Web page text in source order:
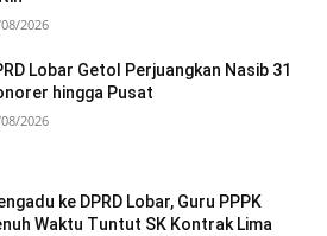
2026
Lobar Getol Perjuangkan Nasib 31
hingga Pusat
2026
ke DPRD Lobar, Guru PPPK
Waktu Tuntut SK Kontrak Lima